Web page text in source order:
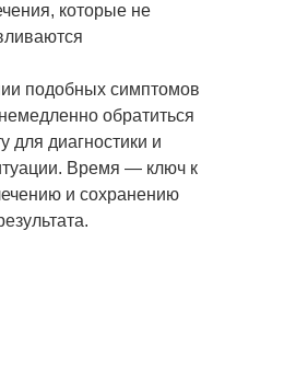
которые не
подобных симптомов
обратиться
для диагностики и
Время — ключ к
и сохранению